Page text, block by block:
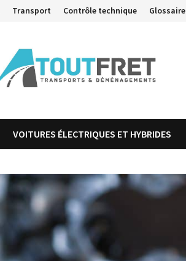
Transport Contrôle technique Glossaire
VOITURES ÉLECTRIQUES ET HYBRIDES